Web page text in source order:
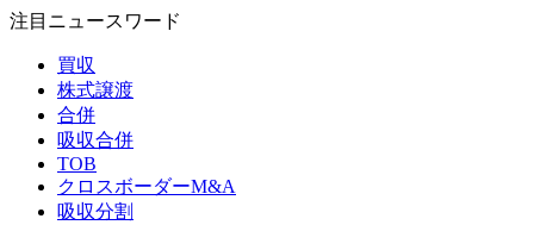
注目ニュースワード
買収
株式譲渡
合併
吸収合併
TOB
クロスボーダーM&A
吸収分割